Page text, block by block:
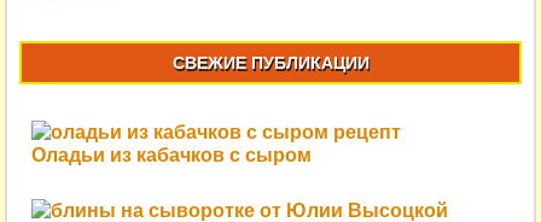
СВЕЖИЕ ПУБЛИКАЦИИ
Оладьи из кабачков с сыром